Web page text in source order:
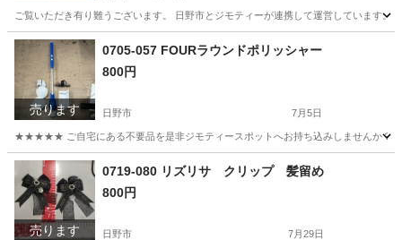
ご覧いただき有り難うございます。 日野市とジモティーが連携して運営していま
東京 日野市 現地
売ります
0705-057 FOURラウンドポリッシャー
800円
日野市 7月5日
★★★★★ ご自宅にある不要品を是非ジモティースポットへお持ち込みしませんか？
東京 日野市 現地
売ります
0719-080 リズリサ クリップ 髪留め
800円
日野市 7月29日